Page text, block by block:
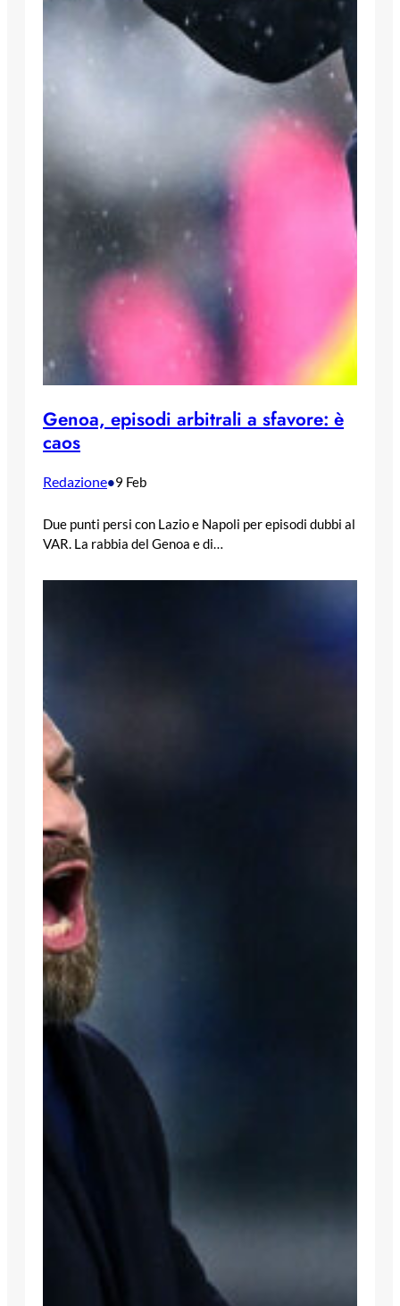
Genoa, episodi arbitrali a sfavore: è
caos
Redazione•9 Feb
Due punti persi con Lazio e Napoli per episodi dubbi al
VAR. La rabbia del Genoa e di…